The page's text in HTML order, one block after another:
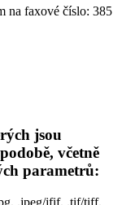
na faxové číslo: 385
jsou
včetně
parametrů: